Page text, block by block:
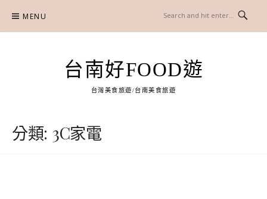
content
MENU
台南好FOOD遊
台灣美食旅遊/台南美食旅遊
分類: 3C家電